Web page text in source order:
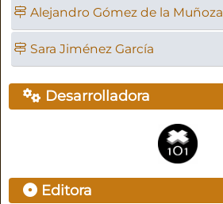
Alejandro Gómez de la Muñoza
Sara Jiménez García
Desarrolladora
Editora